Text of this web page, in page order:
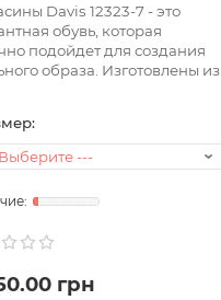
Davis 12323-7 - это
обувь, которая
подойдет для создания
образа. Изготовлены из
грн
обслуговування,